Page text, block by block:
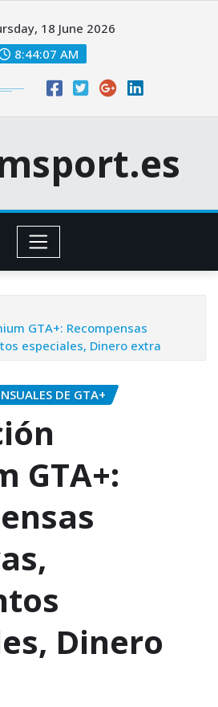
18 June 2026
8:44:08 AM
GTA+: Recompensas
especiales, Dinero extra
DE GTA+
GTA+:
Dinero